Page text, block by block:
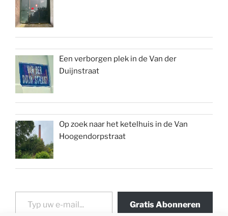
Een verborgen plek in de Van der
Duijnstraat
Op zoek naar het ketelhuis in de Van
Hoogendorpstraat
Typ uw e-mail...
Gratis Abonneren